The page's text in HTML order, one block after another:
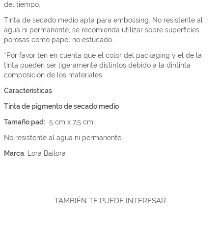
del tiempo.
Tinta de secado medio apta para embossing. No resistente al
agua ni permanente, se recomienda utilizar sobre superficies
porosas como papel no estucado.
*Por favor ten en cuenta que el color del packaging y el de la
tinta pueden ser ligeramente distintos debido a la dintinta
composición de los materiales.
Características
Tinta de pigmento de secado medio
Tamaño pad: 5 cm x 7,5 cm
No resistente al agua ni permanente
Marca: Lora Bailora
TAMBIÉN TE PUEDE INTERESAR